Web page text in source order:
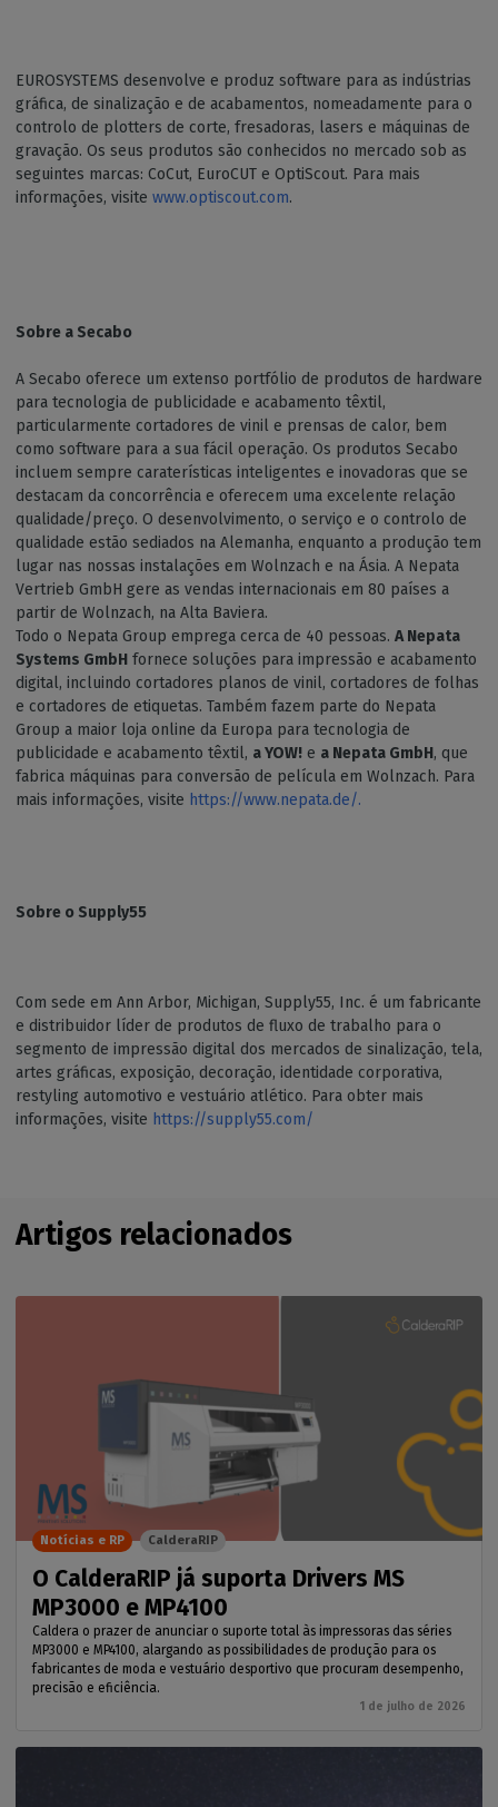
EUROSYSTEMS desenvolve e produz software para as indústrias
gráfica, de sinalização e de acabamentos, nomeadamente para o
controlo de plotters de corte, fresadoras, lasers e máquinas de
gravação. Os seus produtos são conhecidos no mercado sob as
seguintes marcas: CoCut, EuroCUT e OptiScout. Para mais
informações, visite www.optiscout.com.
Sobre a Secabo
A Secabo oferece um extenso portfólio de produtos de hardware
para tecnologia de publicidade e acabamento têxtil,
particularmente cortadores de vinil e prensas de calor, bem
como software para a sua fácil operação. Os produtos Secabo
incluem sempre caraterísticas inteligentes e inovadoras que se
destacam da concorrência e oferecem uma excelente relação
qualidade/preço. O desenvolvimento, o serviço e o controlo de
qualidade estão sediados na Alemanha, enquanto a produção tem
lugar nas nossas instalações em Wolnzach e na Ásia. A Nepata
Vertrieb GmbH gere as vendas internacionais em 80 países a
partir de Wolnzach, na Alta Baviera.
Todo o Nepata Group emprega cerca de 40 pessoas. A Nepata
Systems GmbH fornece soluções para impressão e acabamento
digital, incluindo cortadores planos de vinil, cortadores de folhas
e cortadores de etiquetas. Também fazem parte do Nepata
Group a maior loja online da Europa para tecnologia de
publicidade e acabamento têxtil, a YOW! e a Nepata GmbH, que
fabrica máquinas para conversão de película em Wolnzach. Para
mais informações, visite https://www.nepata.de/.
Sobre o Supply55
Com sede em Ann Arbor, Michigan, Supply55, Inc. é um fabricante
e distribuidor líder de produtos de fluxo de trabalho para o
segmento de impressão digital dos mercados de sinalização, tela,
artes gráficas, exposição, decoração, identidade corporativa,
restyling automotivo e vestuário atlético. Para obter mais
informações, visite https://supply55.com/
Artigos relacionados
O CalderaRIP já suporta Drivers MS
MP3000 e MP4100
Caldera o prazer de anunciar o suporte total às impressoras das séries
MP3000 e MP4100, alargando as possibilidades de produção para os
fabricantes de moda e vestuário desportivo que procuram desempenho,
precisão e eficiência.
1 de julho de 2026
Notícias e RP CalderaRIP